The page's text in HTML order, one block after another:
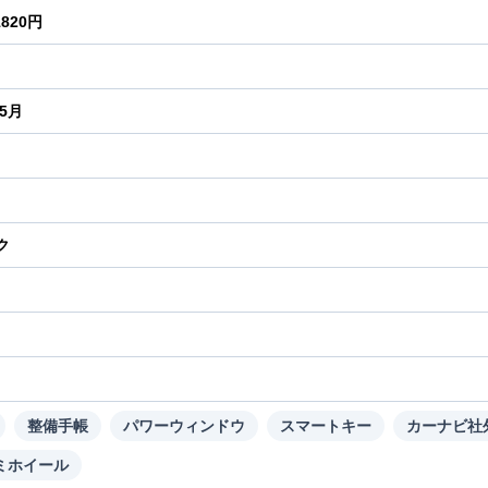
円
月
整備手帳 パワーウィンドウ スマートキー カーナビ社
ホイール